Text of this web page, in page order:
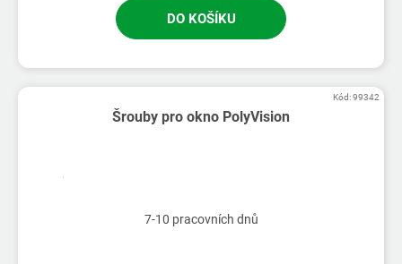
DO KOŠÍKU
Šrouby pro okno PolyVision
7-10 pracovních dnů
Kód:99342